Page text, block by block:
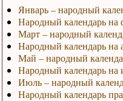
Январь – народный
Народный календарь на
Март – народный
Народный календарь на
Май – народный
Народный календарь на
Июль – народный
Народный календарь